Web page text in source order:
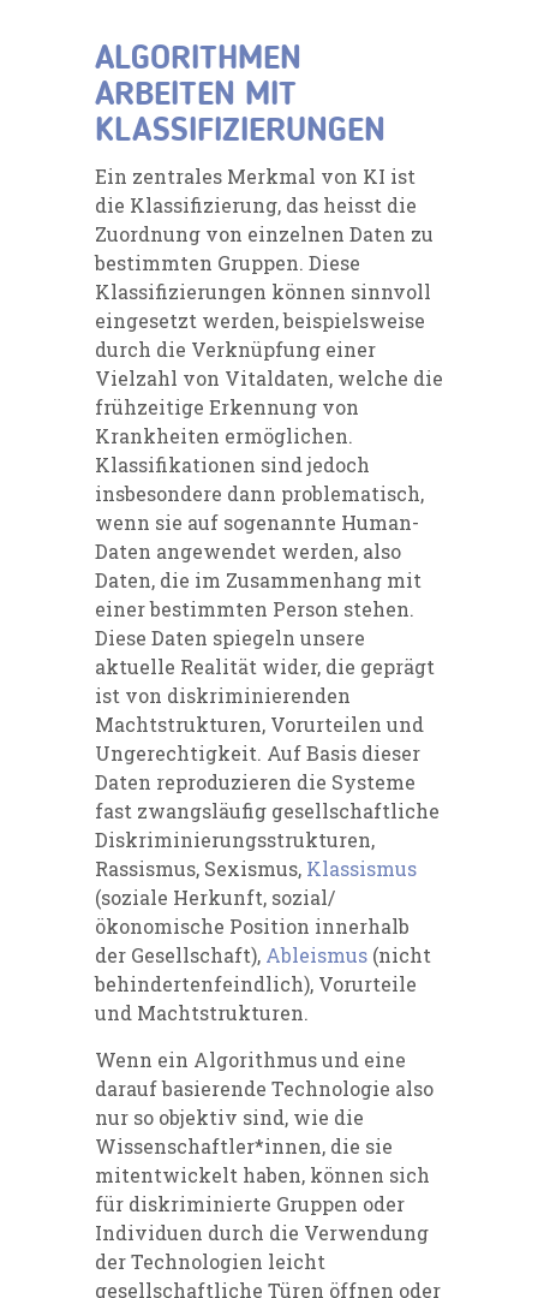
ALGORITHMEN
ARBEITEN MIT
KLASSIFIZIERUNGEN
Ein zentrales Merkmal von KI ist
die Klassifizierung, das heisst die
Zuordnung von einzelnen Daten zu
bestimmten Gruppen. Diese
Klassifizierungen können sinnvoll
eingesetzt werden, beispielsweise
durch die Verknüpfung einer
Vielzahl von Vitaldaten, welche die
frühzeitige Erkennung von
Krankheiten ermöglichen.
Klassifikationen sind jedoch
insbesondere dann problematisch,
wenn sie auf sogenannte Human-
Daten angewendet werden, also
Daten, die im Zusammenhang mit
einer bestimmten Person stehen.
Diese Daten spiegeln unsere
aktuelle Realität wider, die geprägt
ist von diskriminierenden
Machtstrukturen, Vorurteilen und
Ungerechtigkeit. Auf Basis dieser
Daten reproduzieren die Systeme
fast zwangsläufig gesellschaftliche
Diskriminierungsstrukturen,
Rassismus, Sexismus, Klassismus
(soziale Herkunft, sozial/
ökonomische Position innerhalb
der Gesellschaft), Ableismus (nicht
behindertenfeindlich), Vorurteile
und Machtstrukturen.
Wenn ein Algorithmus und eine
darauf basierende Technologie also
nur so objektiv sind, wie die
Wissenschaftler*innen, die sie
mitentwickelt haben, können sich
für diskriminierte Gruppen oder
Individuen durch die Verwendung
der Technologien leicht
gesellschaftliche Türen öffnen oder